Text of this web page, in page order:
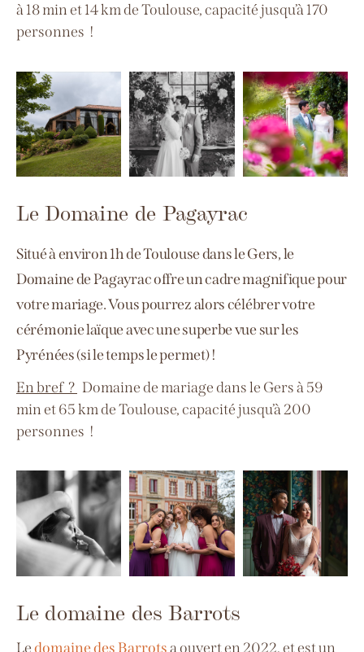
à18 min et 14 km de Toulouse, capacité jusqu’à 170
personnes !
Le Domaine de Pagayrac
Situé à environ 1h de Toulouse dans le Gers, le
Domaine de Pagayrac offre un cadre magnifique pour
votre mariage. Vous pourrez alors célébrer votre
cérémonie laïque avec une superbe vue sur les
Pyrénées (si le temps le permet) !
En bref ? Domaine de mariage dans le Gers à59
min et 65 km de Toulouse, capacité jusqu’à 200
personnes !
Le domaine des Barrots
Ledomaine des Barrotsa ouvert en 2022, et est un